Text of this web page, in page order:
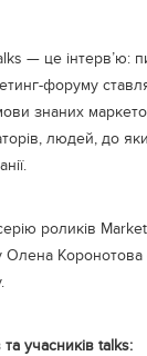
— це інтерв’ю:
форуму
знаних
людей, до
роликів
Олена Коронотова
учасників talks: